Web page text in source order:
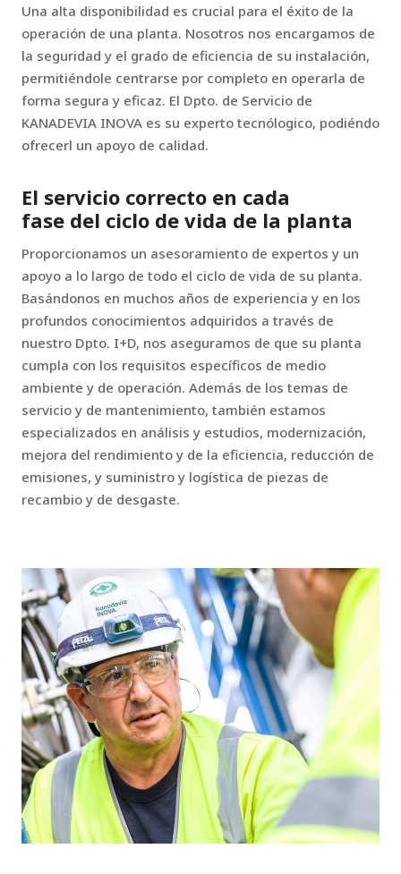
Una alta disponibilidad es crucial para el éxito de la
operación de una planta. Nosotros nos encargamos de
la seguridad y el grado de eficiencia de su instalación,
permitiéndole centrarse por completo en operarla de
forma segura y eficaz. El Dpto. de Servicio de
KANADEVIA INOVA es su experto tecnólogico, podiéndo
ofrecerl un apoyo de calidad.
El servicio correcto en cada
fase del ciclo de vida de la planta
Proporcionamos un asesoramiento de expertos y un
apoyo a lo largo de todo el ciclo de vida de su planta.
Basándonos en muchos años de experiencia y en los
profundos conocimientos adquiridos a través de
nuestro Dpto. I+D, nos aseguramos de que su planta
cumpla con los requisitos específicos de medio
ambiente y de operación. Además de los temas de
servicio y de mantenimiento, también estamos
especializados en análisis y estudios, modernización,
mejora del rendimiento y de la eficiencia, reducción de
emisiones, y suministro y logística de piezas de
recambio y de desgaste.